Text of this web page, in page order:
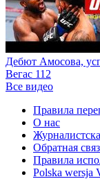
Дебют Амосова,
Вегас 112
Все видео
Правила
О нас
Обратная
Правила
Polska wersja